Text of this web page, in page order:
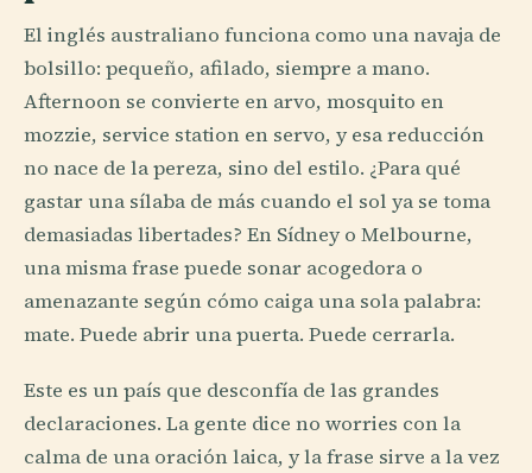
El inglés australiano funciona como una navaja de
bolsillo: pequeño, afilado, siempre a mano.
Afternoon se convierte en arvo, mosquito en
mozzie, service station en servo, y esa reducción
no nace de la pereza, sino del estilo. ¿Para qué
gastar una sílaba de más cuando el sol ya se toma
demasiadas libertades? En Sídney o Melbourne,
una misma frase puede sonar acogedora o
amenazante según cómo caiga una sola palabra:
mate. Puede abrir una puerta. Puede cerrarla.
Este es un país que desconfía de las grandes
declaraciones. La gente dice no worries con la
calma de una oración laica, y la frase sirve a la vez